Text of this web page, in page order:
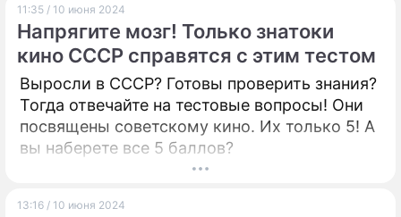
11:35 / 10 июня 2024
Напрягите мозг! Только знатоки
кино СССР справятся с этим тестом
Выросли в СССР? Готовы проверить знания?
Тогда отвечайте на тестовые вопросы! Они
посвящены советскому кино. Их только 5! А
вы наберете все 5 баллов?
13:16 / 10 июня 2024